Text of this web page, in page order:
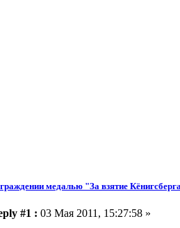
медалью "За взятие
#1 : 03 Мая 2011, 15:27:58 »